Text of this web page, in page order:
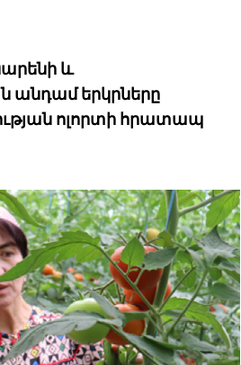
և
անդամ երկրները
ոլորտի հրատապ